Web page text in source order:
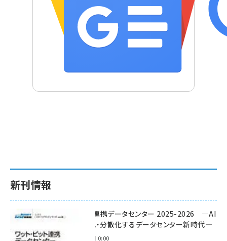
新刊情報
ワット・ビット連携データセンター 2025-2026 ―AI
時代に多様化・分散化するデータセンター新時代―
2025年11月28日 0:00